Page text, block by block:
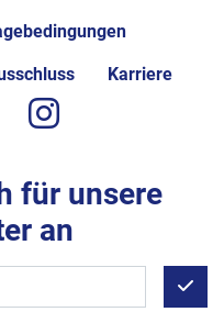
Karriere
youtubeinstagram
für unsere
an